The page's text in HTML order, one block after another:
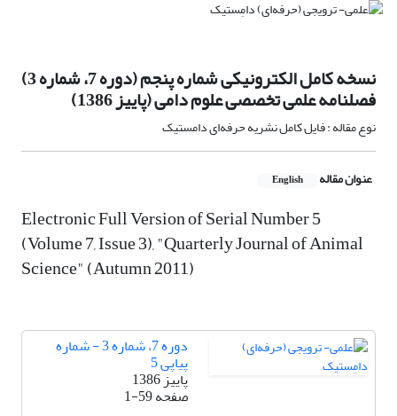
نسخه کامل الکترونیکی شماره پنجم (دوره 7، شماره 3)
فصلنامه علمی تخصصی علوم دامی (پاییز 1386)
نوع مقاله : فایل کامل نشریه حرفه‌ای دامستیک
عنوان مقاله English
Electronic Full Version of Serial Number 5
(Volume 7, Issue 3), "Quarterly Journal of Animal
Science" (Autumn 2011)
دوره 7، شماره 3 - شماره
پیاپی 5
پاییز 1386
صفحه1-59